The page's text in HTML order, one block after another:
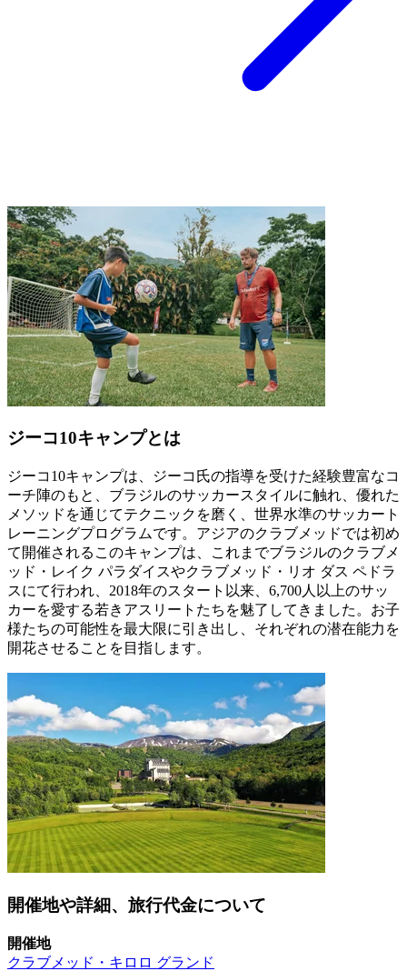
ジーコ10キャンプとは
ジーコ10キャンプは、ジーコ氏の指導を受けた経験豊富なコ
ーチ陣のもと、ブラジルのサッカースタイルに触れ、優れた
メソッドを通じてテクニックを磨く、世界水準のサッカート
レーニングプログラムです。アジアのクラブメッドでは初め
て開催されるこのキャンプは、これまでブラジルのクラブメ
ッド・レイク パラダイスやクラブメッド・リオ ダス ペドラ
スにて行われ、2018年のスタート以来、6,700人以上のサッ
カーを愛する若きアスリートたちを魅了してきました。お子
様たちの可能性を最大限に引き出し、それぞれの潜在能力を
開花させることを目指します。
開催地や詳細、旅行代金について
開催地
クラブメッド・キロロ グランド